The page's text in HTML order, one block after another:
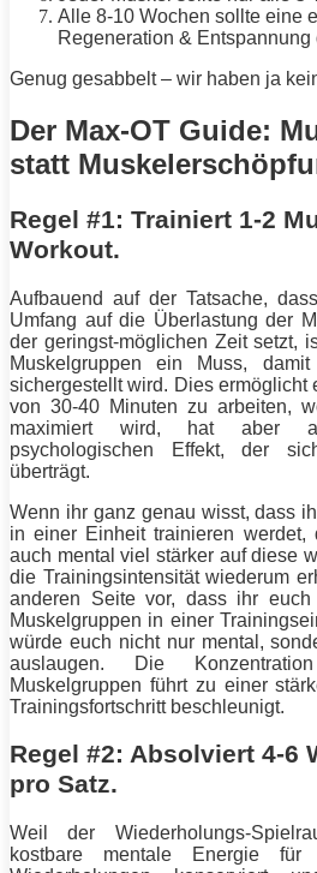
Alle 8-10 Wochen sollte eine
Regeneration & Entspannung
Genug gesabbelt – wir haben ja
Der Max-OT Guide:
statt
Regel #1: Trainiert 1-2
Workout.
Aufbauend auf der Tatsache,
Umfang auf die Überlastung der
der geringst-möglichen Zeit setzt,
Muskelgruppen ein Muss,
sichergestellt wird. Dies ermöglicht
von 30-40 Minuten zu arbeiten,
maximiert wird, hat aber
psychologischen Effekt, der
überträgt.
Wenn ihr ganz genau wisst, dass
in einer Einheit trainieren werdet,
auch mental viel stärkerauf diese
die Trainingsintensität wiederum
anderen Seite vor, dass ihr euch
Muskelgruppen in einer
würde euch nicht nur mental,
auslaugen. Die
Muskelgruppen führt zu einer
Trainingsfortschritt beschleunigt.
Regel #2: Absolviert 4-6
pro Satz.
Weil der Wiederholungs-
kostbare mentale
Energiefür